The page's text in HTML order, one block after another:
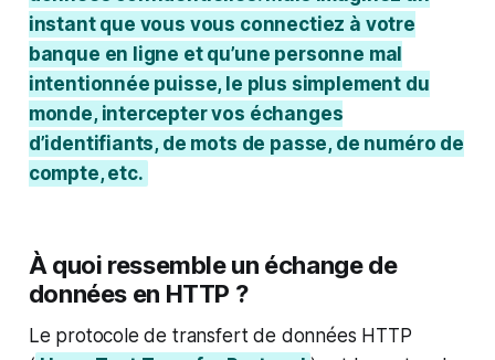
instant que vous vous connectiez à votre
banque en ligne et qu’une personne mal
intentionnée puisse, le plus simplement du
monde, intercepter vos échanges
d’identifiants, de mots de passe, de numéro de
compte, etc.
À quoi ressemble un échange de
données en HTTP ?
Le protocole de transfert de données HTTP